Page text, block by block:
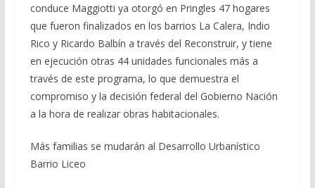
conduce Maggiotti ya otorgó en Pringles 47 hogares
que fueron finalizados en los barrios La Calera, Indio
Rico y Ricardo Balbín a través del Reconstruir, y tiene
en ejecución otras 44 unidades funcionales más a
través de este programa, lo que demuestra el
compromiso y la decisión federal del Gobierno Nación
a la hora de realizar obras habitacionales.
Más familias se mudarán al Desarrollo Urbanístico
Barrio Liceo